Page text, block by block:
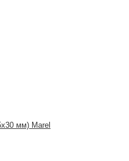
мм) Marel